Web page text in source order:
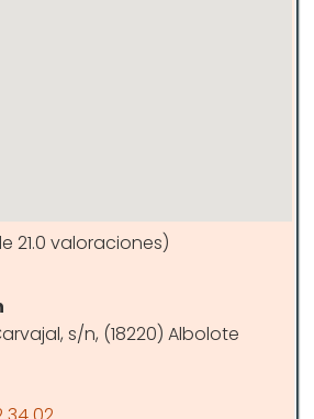
21.0 valoraciones)
s/n, (18220) Albolote